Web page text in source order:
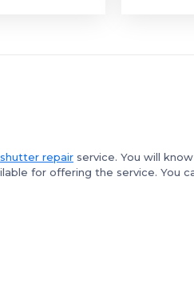
repair service. You will
for offering the service. You